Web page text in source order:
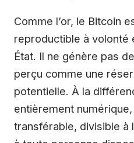
Comme l’or, le Bitcoin
reproductible à volonté
État. Il ne génère pas
perçu comme une
potentielle. À la
entièrement
transférable, divisible à